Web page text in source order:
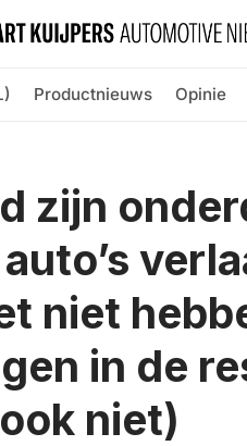
Productnieuws Opinie
zijn
niet
in de
niet)